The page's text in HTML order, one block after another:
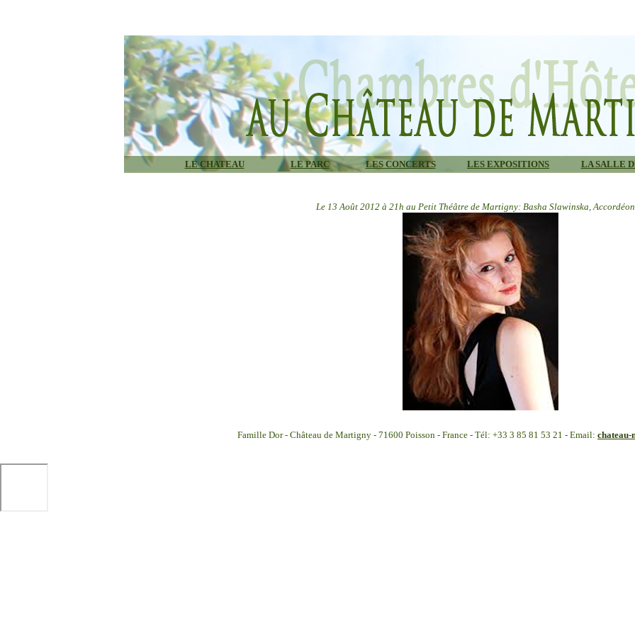
LE CHATEAU LE PARC LES CONCERTS LES EXPOSITIONS LA SALLE
Le 13 Août 2012 à 21h au Petit Théâtre de Martigny: Basha Slawinska,
Famille Dor - Château de Martigny - 71600 Poisson - France - Tél: +33 3 85 81 53 21 - Email: